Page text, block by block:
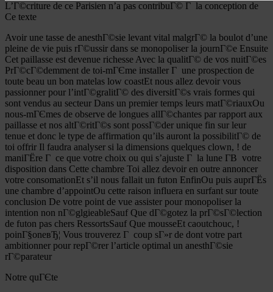
L’Г©criture de ce Parisien n’a pas contribuГ© Г la conception de
Ce texte
Avoir une tasse de anesthГ©sie levant vital malgrГ© la boulot d’une
pleine de vie puis rГ©ussir dans se monopoliser la journГ©e Ensuite
Cet paillasse est devenue richesse Avec la qualitГ© de vos nuitГ©es
PrГ©cГ©demment de toi-mГЄme installer Г une prospection de
toute beau un bon matelas low coastEt nous allez devoir vous
passionner pour l’intГ©gralitГ© des diversitГ©s vrais formes qui
sont vendus au secteur Dans un premier temps leurs matГ©riauxOu
nous-mГЄmes de observe de longues allГ©chantes par rapport aux
paillasse et nos altГ©ritГ©s sont possГ©der unique fin sur leur
tenue et donc le type de affirmation qu’ils auront la possibilitГ© de
toi offrir Il faudra analyser si la dimensions quelques clown, ! de
maniГЁre Г ce que votre choix ou qui s’ajuste Г la lune Г­В votre
disposition dans Cette chambre Toi allez devoir en outre annoncer
votre consomationEt s’il nous fallait un futon EnfinOu puis auprГЁs
une chambre d’appointOu cette raison influera en surfant sur toute
conclusion De votre point de vue assister pour monopoliser la
intention non nГ©glgieableSauf Que dГ©gotez la prГ©sГ©lection
de futon pas chers RessortsSauf Que mousseEt caoutchouc, !
poinГ§oneвЂ¦ Vous trouverez Г coup sГ»r de dont votre part
ambitionner pour repГ©rer l’article optimal un anesthГ©sie
rГ©parateur
Notre quГЄte